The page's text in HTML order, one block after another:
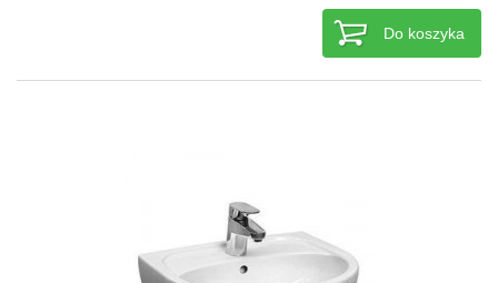
Do koszyka